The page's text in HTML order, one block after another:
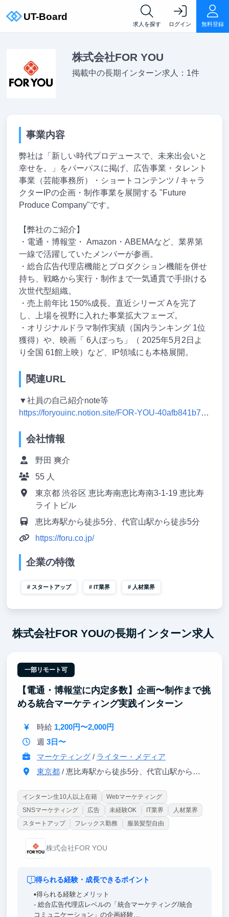
求人を探す ログイン 無料登録
株式会社FOR YOU
掲載中の長期インターン求人：1件
事業内容
弊社は「新しい時代プロデュースで、未来出会いと
幸せを。」をパーパスに掲げ、広告事業・タレント
事業（芸能事務所）・ショートコンテンツ / キャラ
クターIPの企画・制作事業を展開する "Future
Produce Company"です。
【弊社のご紹介】
・電通・博報堂・ Amazon・ABEMAなど、業界第
一線で活躍していたメンバーが参画。
・総合広告代理店機能とプロダクション機能を併せ
持ち、戦略から実行・制作まで一気通貫で手掛ける
次世代型組織。
・売上前年比 150%成長。直近シリーズ Aを完了
し、上場を視野に入れた事業拡大フェーズ。
・オリジナルドラマ制作実績（国内ランキング 1位
獲得）や、映画「 6人ぼっち」（ 2025年5月2日よ
り全国 61館上映）など、IP領域にも本格展開。
関連URL
▼社員の自己紹介note等
https://foryouinc.notion.site/FOR-YOU-40afb841b70542cf829a32ecb2f951e0
会社情報
野田 爽介
55 人
東京都 渋谷区 恵比寿南恵比寿南3-1-19 恵比寿
ライトビル
恵比寿駅から徒歩5分、代官山駅から徒歩5分
https://foru.co.jp/
企業の特徴
スタートアップ IT業界 人材業界
株式会社FOR YOUの長期インターン求人
一部リモート可
【電通・博報堂に内定多数】企画〜制作まで挑
める統合マーケティング実践インターン
時給 1,200円〜2,000円
週 3日〜
マーケティング/ ライター・メディア
東京都/ 恵比寿駅から徒歩5分、代官山駅から徒歩5分
インターン生10人以上在籍
Webマーケティング
SNSマーケティング
広告 未経験OK IT業界
人材業界
スタートアップ
フレックス勤務 服装髪型自由
株式会社FOR YOU
得られる経験・成長できるポイント
▪️得られる経験とメリット
- 総合広告代理店レベルの「統合マーケティング/統合
コミュニケーション」の企画経験